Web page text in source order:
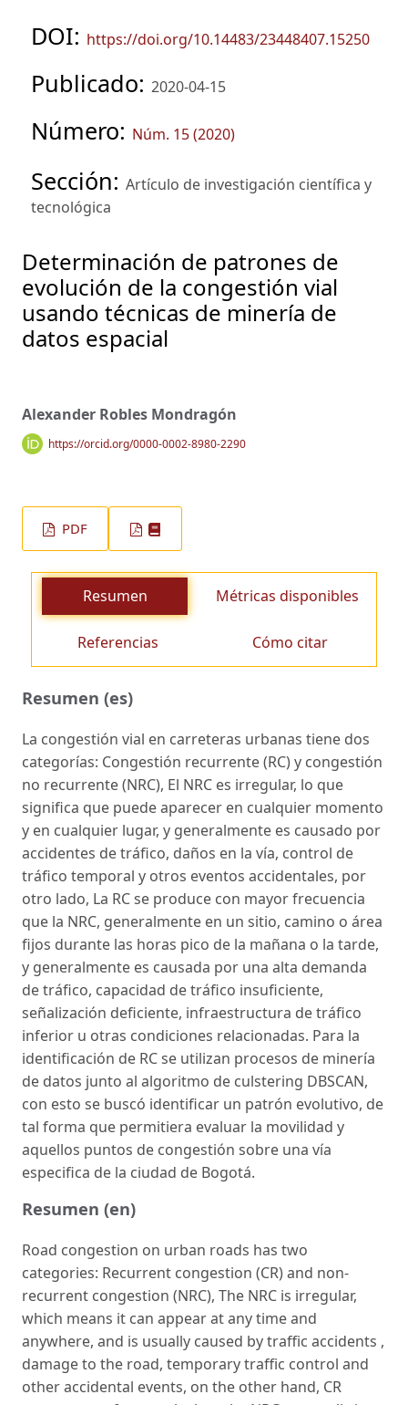
DOI: https://doi.org/10.14483/23448407.15250
Publicado: 2020-04-15
Número: Núm. 15 (2020)
Sección: Artículo de investigación científica y
tecnológica
Determinación de patrones de
evolución de la congestión vial
usando técnicas de minería de
datos espacial
Alexander Robles Mondragón
https://orcid.org/0000-0002-8980-2290
PDF
Resumen Métricas disponibles
Referencias Cómo citar
Resumen (es)
La congestión vial en carreteras urbanas tiene dos
categorías: Congestión recurrente (RC) y congestión
no recurrente (NRC), El NRC es irregular, lo que
significa que puede aparecer en cualquier momento
y en cualquier lugar, y generalmente es causado por
accidentes de tráfico, daños en la vía, control de
tráfico temporal y otros eventos accidentales, por
otro lado, La RC se produce con mayor frecuencia
que la NRC, generalmente en un sitio, camino o área
fijos durante las horas pico de la mañana o la tarde,
y generalmente es causada por una alta demanda
de tráfico, capacidad de tráfico insuficiente,
señalización deficiente, infraestructura de tráfico
inferior u otras condiciones relacionadas. Para la
identificación de RC se utilizan procesos de minería
de datos junto al algoritmo de culstering DBSCAN,
con esto se buscó identificar un patrón evolutivo, de
tal forma que permitiera evaluar la movilidad y
aquellos puntos de congestión sobre una vía
especifica de la ciudad de Bogotá.
Resumen (en)
Road congestion on urban roads has two
categories: Recurrent congestion (CR) and non-
recurrent congestion (NRC), The NRC is irregular,
which means it can appear at any time and
anywhere, and is usually caused by traffic accidents ,
damage to the road, temporary traffic control and
other accidental events, on the other hand, CR